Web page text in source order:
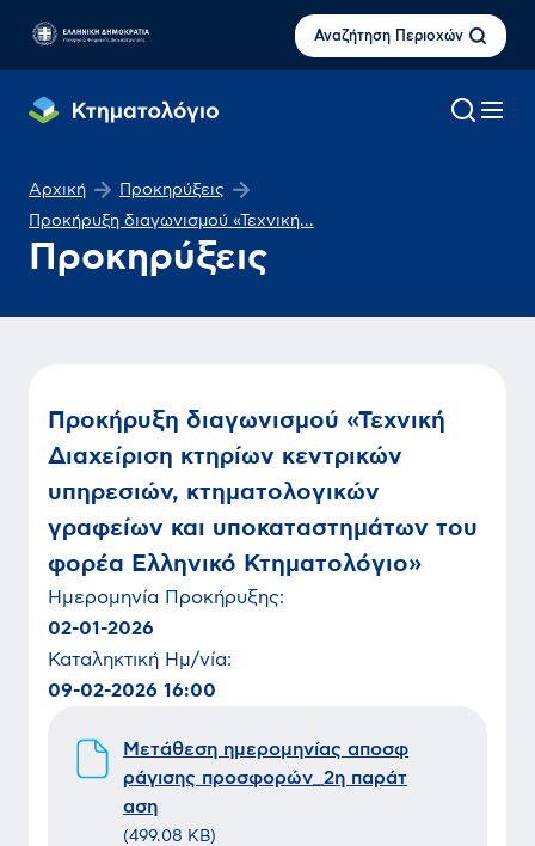
Αναζήτηση Περιοχών
Αρχική
Προκηρύξεις
Προκήρυξη διαγωνισμού «Τεχνική...
Προκηρύξεις
Προκήρυξη διαγωνισμού «Τεχνική
Διαχείριση κτηρίων κεντρικών
υπηρεσιών, κτηματολογικών
γραφείων και υποκαταστημάτων του
φορέα Ελληνικό Κτηματολόγιο»
Ημερομηνία Προκήρυξης:
02-01-2026
Καταληκτική Ημ/νία:
09-02-2026 16:00
Μετάθεση ημερομηνίας αποσφ
ράγισης προσφορών_2η παράτ
αση
(499.08 KB)